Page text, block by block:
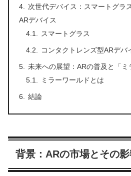
次世代デバイス：スマートグラ
ARデバイス
スマートグラス
コンタクトレンズ型ARデバ
未来への展望：ARの普及と「ミ
ミラーワールドとは
結論
背景：ARの市場とその